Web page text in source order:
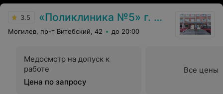
3.5 «Поликлиника №5» г. Могилев
Могилев, пр-т Витебский, 42 до 20:00
Медосмотр на допуск к
работе
Цена по запросу
Все цены